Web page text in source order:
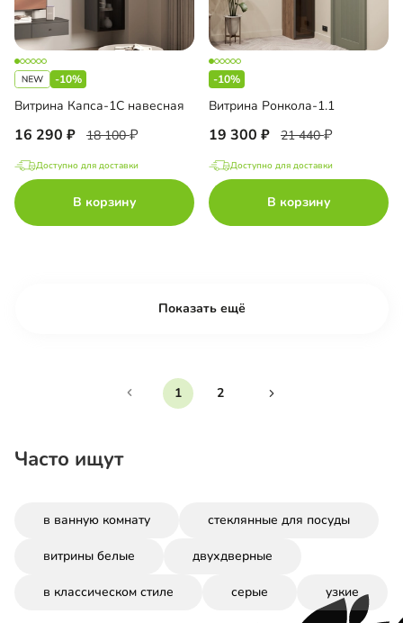
-10%
Витрина Капса-1С навесная
16 290 18 100
Доступно для доставки
В корзину
-10%
Витрина Ронкола-1.1
19 300 21 440
Доступно для доставки
В корзину
Показать ещё
1 2
Часто ищут
в ванную комнату стеклянные для посуды
витрины белые двухдверные
в классическом стиле серые узкие